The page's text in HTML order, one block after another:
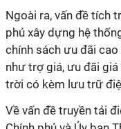
Ngoài ra, vấn đề tích
phủ xây dựng hệ
chính sách ưu đãi
như trợ giá, ưu đãi
trời có kèm lưu trữ
Về vấn đề truyền tải